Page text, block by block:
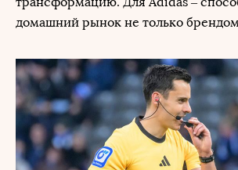
домашний рынок не только